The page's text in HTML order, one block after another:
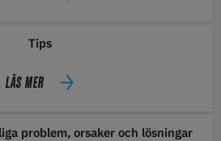
Tips
LÄS MER
problem, orsaker och lösningar